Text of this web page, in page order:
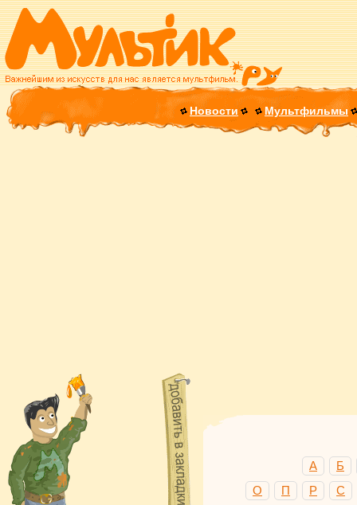
Новости Мультфильмы
А
Б
О
П Р С